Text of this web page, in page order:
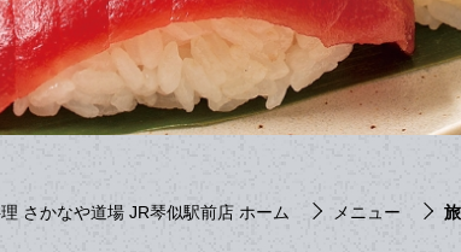
さかなや道場 JR琴似駅前店 ホーム メニュー